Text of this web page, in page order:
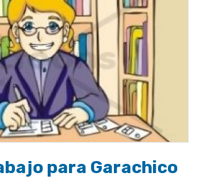
para Garachico